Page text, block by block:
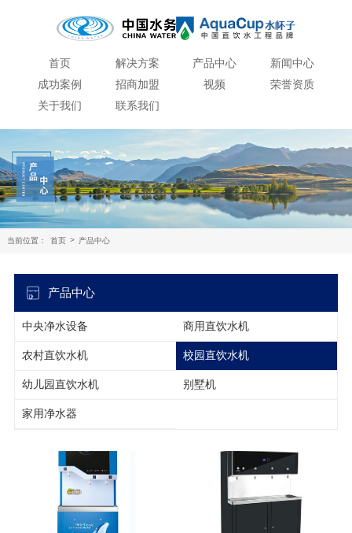
首页 解决方案 产品中心
新闻中心
成功案例
招商加盟 视频
荣誉资质
关于我们
联系我们
当前位置： 首页 > 产品中心
产品中心
中央净水设备 商用直饮水机
农村直饮水机 校园直饮水机
幼儿园直饮水机 别墅机
家用净水器